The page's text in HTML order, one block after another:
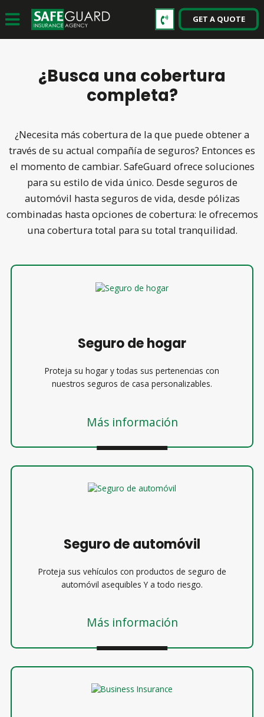
GET A QUOTE
¿Busca una cobertura
completa?
¿Necesita más cobertura de la que puede obtener a
través de su actual compañía de seguros? Entonces es
el momento de cambiar. SafeGuard ofrece soluciones
para su estilo de vida único. Desde seguros de
automóvil hasta seguros de vida, desde pólizas
combinadas hasta opciones de cobertura: le ofrecemos
una cobertura total para su total tranquilidad.
Seguro de hogar
Proteja su hogar y todas sus pertenencias con
nuestros seguros de casa personalizables.
Más información
Seguro de automóvil
Proteja sus vehículos con productos de seguro de
automóvil asequibles Y a todo riesgo.
Más información